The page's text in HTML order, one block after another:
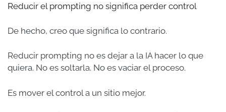
Reducir el prompting no significa perder control
De hecho, creo que significa lo contrario.
Reducir prompting no es dejar a la IA hacer lo que
quiera. No es soltarla. No es vaciar el proceso.
Es mover el control a un sitio mejor.